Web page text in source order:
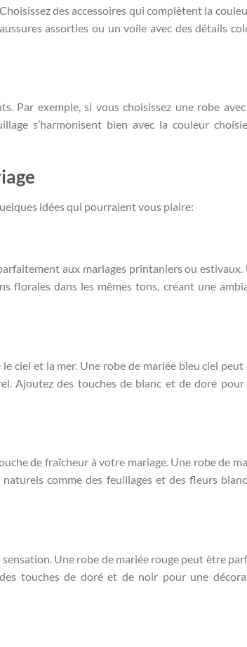
des accessoires qui complètent la
assorties ou un voile avec des détails
Par exemple, si vous choisissez une robe
s’harmonisent bien avec la couleur
idées qui pourraient vous plaire:
aux mariages printaniers ou estivaux.
florales dans les mêmes tons, créant une
ciel et la mer. Une robe de mariée bleu ciel peut
Ajoutez des touches de blanc et de doré pour
de fraîcheur à votre mariage. Une robe de
comme des feuillages et des fleurs
Une robe de mariée rouge peut être
touches de doré et de noir pour une